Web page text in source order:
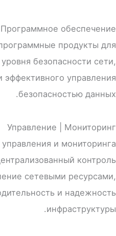
обеспечение
продукты для
безопасности сети,
эффективного управления
безопасностью данных.
Управление | Мониторинг
и мониторинга
контроль
сетевыми ресурсами,
и надежность
инфраструктуры.